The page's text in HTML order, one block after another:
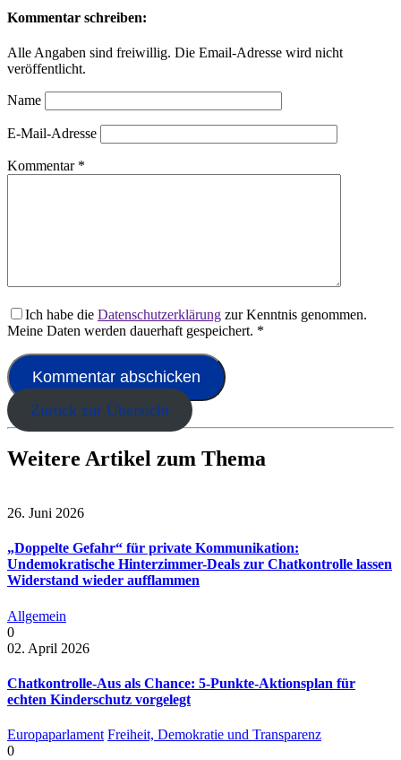
Kommentar schreiben:
Alle Angaben sind freiwillig. Die Email-Adresse wird nicht
veröffentlicht.
Name
E-Mail-Adresse
Kommentar *
Ich habe die Datenschutzerklärung zur Kenntnis genommen.
Meine Daten werden dauerhaft gespeichert. *
Zurück zur Übersicht
Weitere Artikel zum Thema
26. Juni 2026
„Doppelte Gefahr“ für private Kommunikation:
Undemokratische Hinterzimmer-Deals zur Chatkontrolle lassen
Widerstand wieder aufflammen
Allgemein
0
02. April 2026
Chatkontrolle-Aus als Chance: 5-Punkte-Aktionsplan für
echten Kinderschutz vorgelegt
Europaparlament Freiheit, Demokratie und Transparenz
0